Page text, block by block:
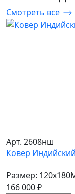
Смотреть все
Арт. 2608нш
Ковер
Размер: 120x180
166 000 ₽